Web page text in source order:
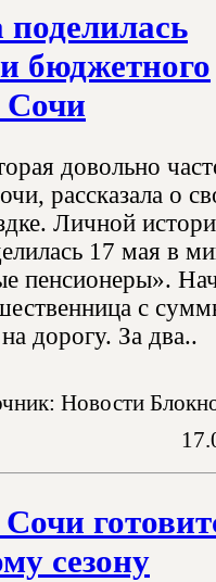
поделилась
бюджетного
Сочи
довольно
рассказала о
Личной
17 мая в
пенсионеры».
с
дорогу. За два..
Новости
сезону